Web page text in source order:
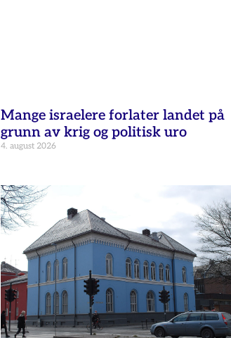
Mange israelere forlater landet på
grunn av krig og politisk uro
4. august 2026